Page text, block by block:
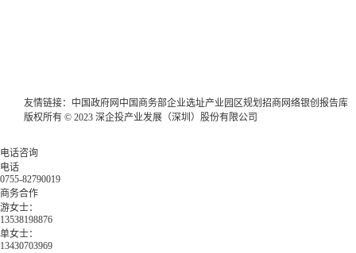
友情链接： 中国政府网 中国商务部企业选址产业园区规划 招商网络银创报告库
版权所有 © 2023 深企投产业发展（深圳）股份有限公司
电话咨询
电话
0755-82790019
商务合作
游女士：
13538198876
单女士：
13430703969